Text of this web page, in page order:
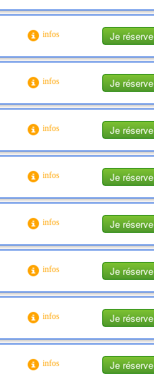
Je réserve
infos
Je réserve
infos
Je réserve
infos
Je réserve
infos
Je réserve
infos
Je réserve
infos
Je réserve
infos
Je réserve
infos